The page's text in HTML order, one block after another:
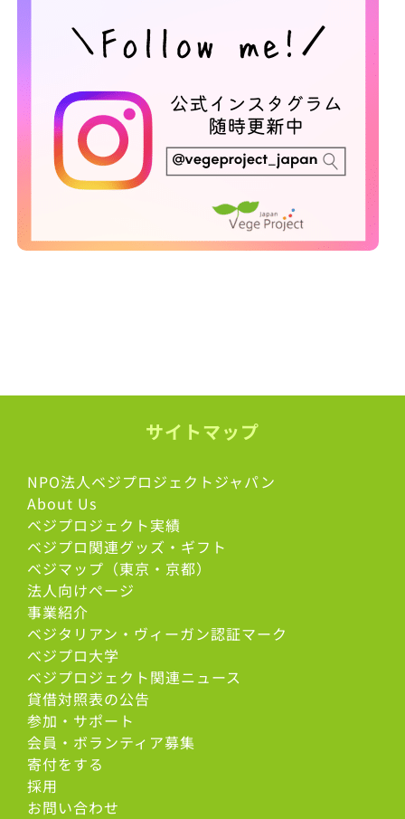
サイトマップ
NPO法人ベジプロジェクトジャパン
About Us
ベジプロジェクト実績
ベジプロ関連グッズ・ギフト
ベジマップ（東京・京都）
法人向けページ
事業紹介
ベジタリアン・ヴィーガン認証マーク
べジプロ大学
ベジプロジェクト関連ニュース
貸借対照表の公告
参加・サポート
会員・ボランティア募集
寄付をする
採用
お問い合わせ